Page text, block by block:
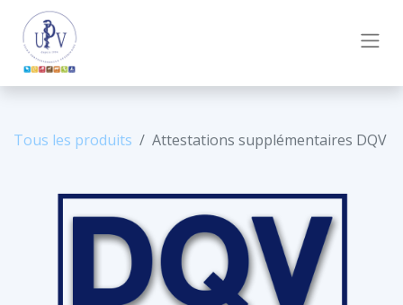
Tous les produits Attestations supplémentaires DQV